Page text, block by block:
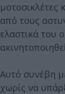
μοτοσικλέτες
από τους
ελαστικά του
Αυτό συνέβη
χωρίς να